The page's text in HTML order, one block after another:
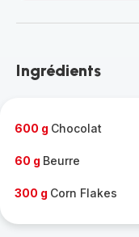
-
gamme
Ingrédients
600 g Chocolat
60 g Beurre
300 g Corn Flakes